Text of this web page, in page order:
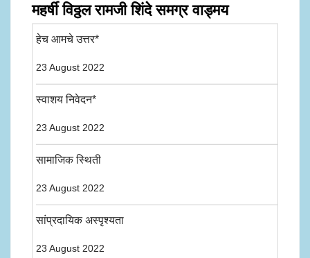
महर्षी विठ्ठल रामजी शिंदे समग्र वाड्मय
हेच आमचे उत्तर*
23 August 2022
स्वाशय निवेदन*
23 August 2022
सामाजिक स्थिती
23 August 2022
सांप्रदायिक अस्पृश्यता
23 August 2022